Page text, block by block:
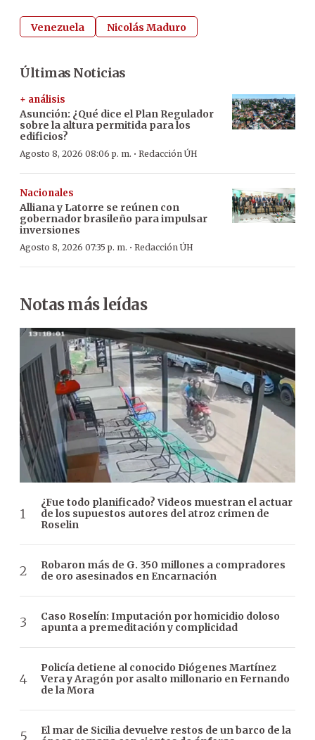
Venezuela Nicolás Maduro
Últimas Noticias
+ análisis
Asunción: ¿Qué dice el Plan Regulador
sobre la altura permitida para los
edificios?
Agosto 8, 2026 08:06 p. m. · Redacción ÚH
Nacionales
Alliana y Latorre se reúnen con
gobernador brasileño para impulsar
inversiones
Agosto 8, 2026 07:35 p. m. · Redacción ÚH
Notas más leídas
¿Fue todo planificado? Videos muestran el actuar
de los supuestos autores del atroz crimen de
Roselin
Robaron más de G. 350 millones a compradores
de oro asesinados en Encarnación
Caso Roselín: Imputación por homicidio doloso
apunta a premeditación y complicidad
Policía detiene al conocido Diógenes Martínez
Vera y Aragón por asalto millonario en Fernando
de la Mora
El mar de Sicilia devuelve restos de un barco de la